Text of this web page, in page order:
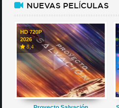
NUEVAS PELÍCULAS
HD 720P
2026
8,4